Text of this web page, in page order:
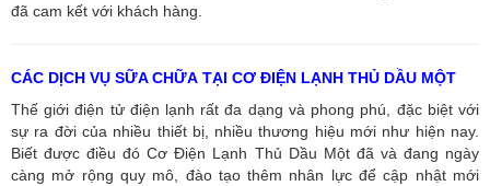
đã cam kết với khách hàng.
CÁC DỊCH VỤ SỮA CHỮA TẠI CƠ ĐIỆN LẠNH THỦ DẦU MỘT
Thế giới điện tử điện lạnh rất đa dạng và phong phú, đặc biệt với
sự ra đời của nhiều thiết bị, nhiều thương hiệu mới như hiện nay.
Biết được điều đó Cơ Điện Lạnh Thủ Dầu Một đã và đang ngày
càng mở rộng quy mô, đào tạo thêm nhân lực để cập nhật mới